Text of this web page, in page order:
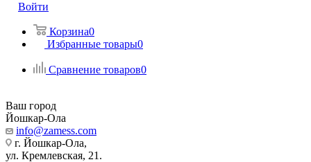
Войти
Корзина0
Избранные товары0
Сравнение товаров0
Ваш город
Йошкар-Ола
info@zamess.com
г. Йошкар-Ола,
ул. Кремлевская, 21.